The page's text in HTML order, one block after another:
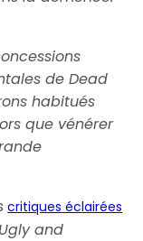
de Dead
habitués
que vénérer
critiques éclairées
Ugly and